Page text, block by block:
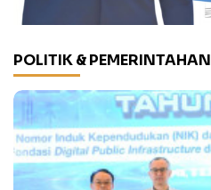
POLITIK & PEMERINTAHAN